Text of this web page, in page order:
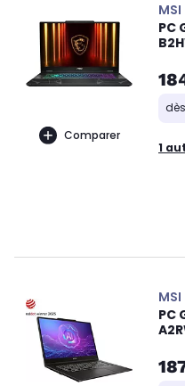
Comparer
MSI
PC
dès
1
MSI
PC